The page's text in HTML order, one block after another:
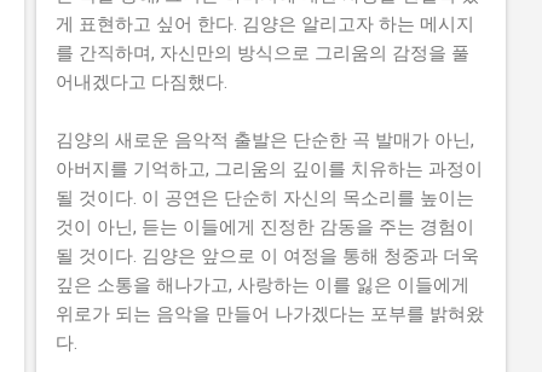
게 표현하고 싶어 한다. 김양은 알리고자 하는 메시지
를 간직하며, 자신만의 방식으로 그리움의 감정을 풀
어내겠다고 다짐했다.
김양의 새로운 음악적 출발은 단순한 곡 발매가 아닌,
아버지를 기억하고, 그리움의 깊이를 치유하는 과정이
될 것이다. 이 공연은 단순히 자신의 목소리를 높이는
것이 아닌, 듣는 이들에게 진정한 감동을 주는 경험이
될 것이다. 김양은 앞으로 이 여정을 통해 청중과 더욱
깊은 소통을 해나가고, 사랑하는 이를 잃은 이들에게
위로가 되는 음악을 만들어 나가겠다는 포부를 밝혀왔
다.